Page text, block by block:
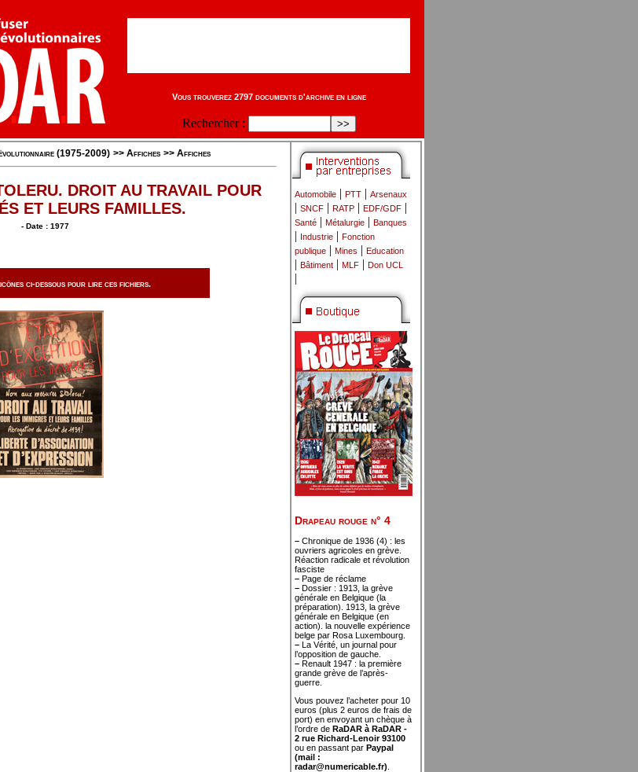
Vous trouverez 2797 documents d'archive en ligne
Rechercher :
(1975-2009) >> Affiches >> Affiches
DROIT AU TRAVAIL POUR
ET LEURS FAMILLES.
- Date : 1977
ci-dessous pour lire ces fichiers.
Automobile | PTT | Arsenaux
| SNCF | RATP | EDF/GDF |
Santé | Métalurgie | Banques
| Industrie | Fonction
publique | Mines | Education
| Bâtiment | MLF | Don UCL
|
Drapeau rouge n° 4
– Chronique de 1936 (4) : les
ouvriers agricoles en grève.
Réaction radicale et révolution
fasciste
– Page de réclame
– Dossier : 1913, la grève
générale en Belgique (la
préparation). 1913, la grève
générale en Belgique (en
action). la nouvelle expérience
belge par Rosa Luxembourg.
– La Vérité, un journal pour
l’opposition de gauche.
– Renault 1947 : la première
grande grève de l’après-
guerre.
Vous pouvez l’acheter pour 10
euros (plus 2 euros de frais de
port) en envoyant un chèque à
l’ordre de RaDAR à RaDAR -
2 rue Richard-Lenoir 93100
ou en passant par Paypal
(mail :
radar@numericable.fr)